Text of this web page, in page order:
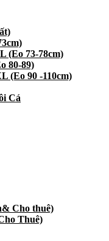
(Eo 73-78cm)
80-89)
(Eo 90 -110cm)
Cá
Cho thuê)
Thuê)